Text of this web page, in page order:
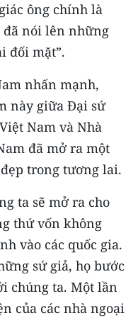
ông chính là
nói lên những
đối mặt”.
nhấn mạnh,
này giữa Đại sứ
Nam và Nhà
đã mở ra một
trong tương lai.
ta sẽ mở ra cho
thứ vốn không
vào các quốc gia.
sứ giả, họ bước
chúng ta. Một lần
của các nhà ngoại